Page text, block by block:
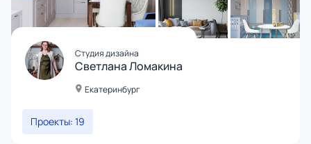
Студия дизайна
Светлана Ломакина
Екатеринбург
Проекты: 19